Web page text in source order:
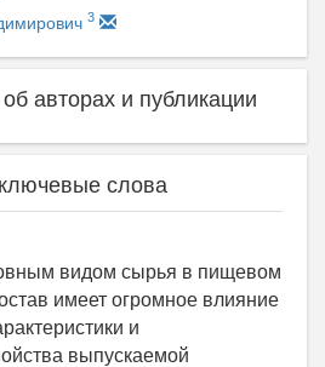
3
авторах и публикации
слова
видом сырья в пищевом
имеет огромное влияние
и
выпускаемой